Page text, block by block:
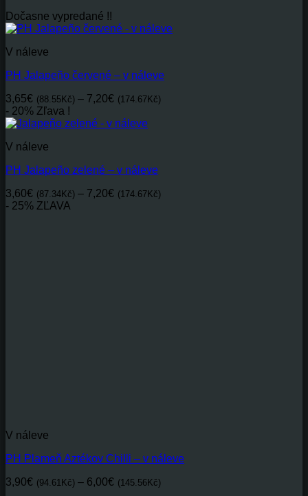
Dočasne vypredané !!
V náleve
PH Jalapeño červené – v náleve
3,65€ (88.55Kč) – 7,20€ (174.67Kč)Price
- 20% Zľava !
V náleve
PH Jalapeño zelené – v náleve
3,60€ (87.34Kč) – 7,20€ (174.67Kč)Price
- 25% ZĽAVA
V náleve
PH Plameň Aztékov Chilli – v náleve
3,90€ (94.61Kč) – 6,00€ (145.56Kč)Price